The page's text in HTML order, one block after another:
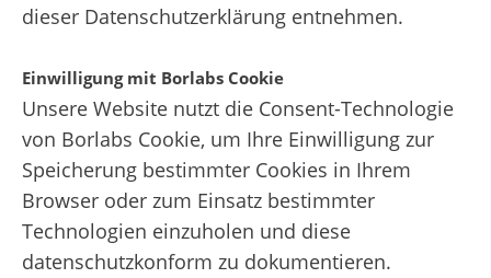
dieser Datenschutzerklärung entnehmen.
Einwilligung mit Borlabs Cookie
Unsere Website nutzt die Consent-Technologie
von Borlabs Cookie, um Ihre Einwilligung zur
Speicherung bestimmter Cookies in Ihrem
Browser oder zum Einsatz bestimmter
Technologien einzuholen und diese
datenschutzkonform zu dokumentieren.